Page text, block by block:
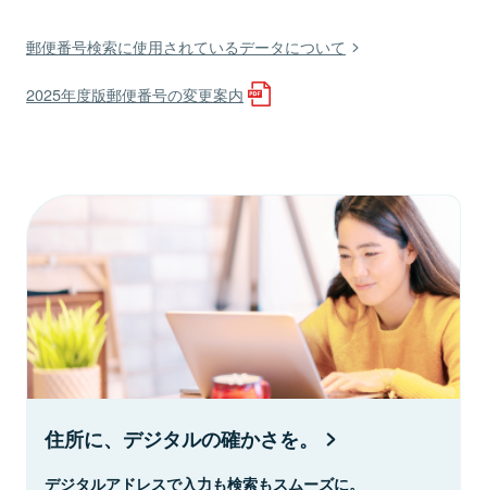
郵便番号検索に使用されているデータについて
2025年度版郵便番号の変更案内
住所に、デジタルの確かさを。
デジタルアドレスで入力も検索もスムーズに。